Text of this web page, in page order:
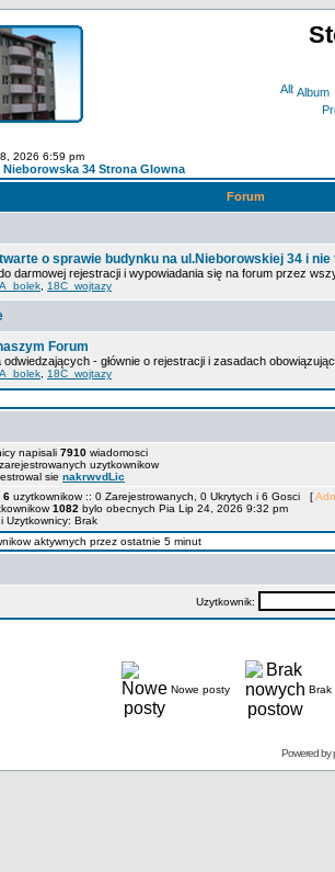
Album
2026 6:59 pm
34 Strona Glowna
Forum
o sprawie budynku na ul.Nieborowskiej 34 i nie
darmowej rejestracji i wypowiadania się na forum przez
18C_wojtazy
Forum
odwiedzających - głównie o rejestracji i zasadach
18C_wojtazy
napisali 7910 wiadomosci
zarejestrowanych uzytkownikow
sie nakrwvdLic
6 uzytkownikow :: 0 Zarejestrowanych, 0 Ukrytych i 6 Gosci [
1082 bylo obecnych Pia Lip 24, 2026 9:32 pm
Uzytkownicy: Brak
aktywnych przez ostatnie 5 minut
Uzytkownik:
Nowe posty Brak
Powered by